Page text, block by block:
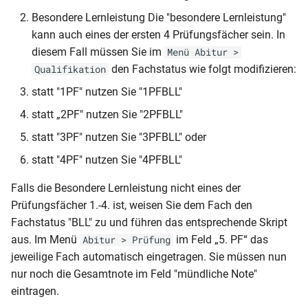
Qualifikation)
MVP-GY (Studienbuch -
Einführung)
MVP-GY (Studienbuch - Seite
MVP-GY (Studienbuch - Seite
MVP-GY-ABI
MVP-GY-ABI (2006)
MVP-GY-ABI (2010)
NRW-BKO-AS (Technik)
NRW-BKO-AS
NRW-BKO-AZ (2007)
NRW-BKO-AZ (E01-0A)
NRW-BKO-JZ
NRW-BKO-FHReife
NRW-BS-AS (A01)
NRW-BS-AS (duales System)
NRW-BS-AS
RLP-GY-JZ (Überspringer)
RLP-GY-JZ (G8-2013)
RLP-GY-JZ (2006)
Wahl-oder Pflichtfächern)
RLP-GY-JZ (2spaltig und mit
Wahl-oder Pflichtfächern
Variante 2 )
RLP-GY-JZ (2spaltig und mit
Schulbescheinigung
zweifach
Schullastenausgleich Teilzeit
Schullaufbahnempfehlung
Schulzeitenbescheinigung (in
Word ausfüllbar)
Schulzeitenbescheinigung
Schüler (Anzahl Schüler je
Herkunftsschulen)
Meldungen (inkl.
Ausgeschulten)
Klassenliste
Meldungen
Klassenliste
Klassenliste Schüler mit
Betrieben und Geburtsdatum
Klassenliste Schüler mit
Betrieben und Mobiltelefon
Klassenliste Schüler mit
Betrieben, Beruf und
Offene Medienvorgänge (bis
zum heutigen Tag)
Schüler nach
Schülerliste
Beeinträchtigungen
Schülerliste (inaktive Schüler
mit Ausleihvorgängen)
Besondere Lernleistung Die "besondere Lernleistung"
kann auch eines der ersten 4 Prüfungsfächer sein. In
diesem Fall müssen Sie im Menü Abitur >
Qualifikation den Fachstatus wie folgt modifizieren:
statt "1PF" nutzen Sie "1PFBLL"
statt „2PF" nutzen Sie "2PFBLL"
statt "3PF" nutzen Sie "3PFBLL" oder
statt "4PF" nutzen Sie "4PFBLL"
Falls die Besondere Lernleistung nicht eines der
Prüfungsfächer 1.-4. ist, weisen Sie dem Fach den
Fachstatus "BLL" zu und führen das entsprechende Skript
aus. Im Menü Abitur > Prüfung im Feld „5. PF“ das
jeweilige Fach automatisch eingetragen. Sie müssen nun
nur noch die Gesamtnote im Feld "mündliche Note"
eintragen.